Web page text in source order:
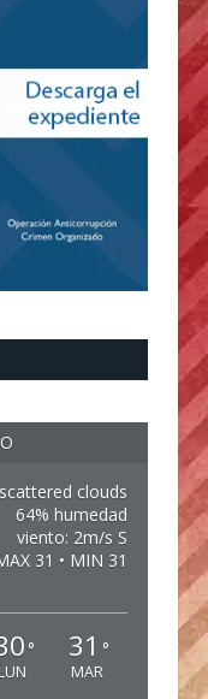
scattered clouds
64% humedad
viento: 2m/s S
31 • MIN 31
°
LUN
31 °
MAR